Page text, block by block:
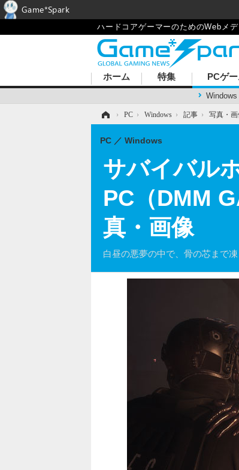
ハードコアゲーマーのためのWebメデ
ホーム 特集 PCゲ
Windows
› PC › Windows › 記事 › 写真・
サバイバル
PC（DMM
真・画像
白昼の悪夢の中で、骨の芯まで
PC Windows
Game*Spark